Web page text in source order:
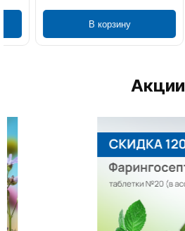
В корзину
Акции